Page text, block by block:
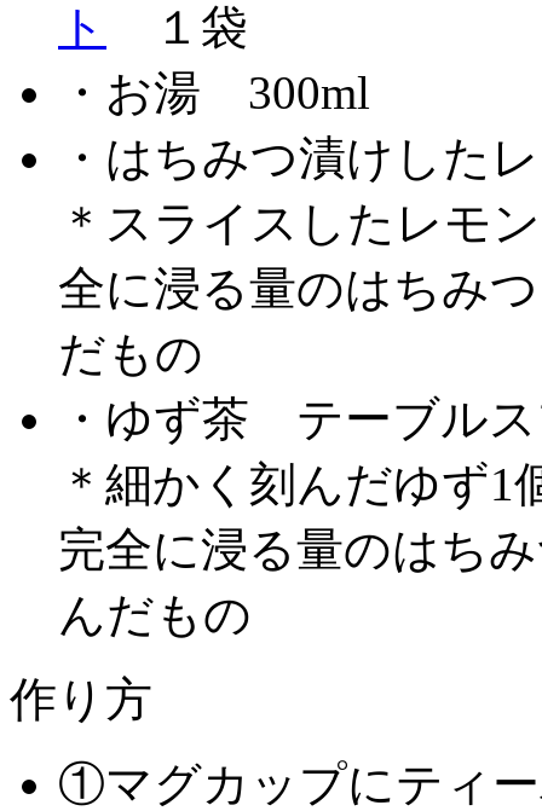
ト
１袋
・ お湯 300ml
・ はちみつ漬けした
＊スライスしたレモ
全に浸る量のはちみ
だもの
・ ゆず茶 テーブル
＊細かく刻んだゆず1
完全に浸る量のはち
んだもの
作り方
①マグカップにティ